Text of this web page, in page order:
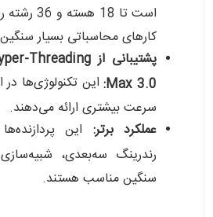
است تا 18
کارهای محاسباتی بسیار
Max 3.0:این تکنولوژی‌ها در
سرعت بیشتری ارائه می‌دهند.
عملکرد برتر: این
رندرینگ سه‌بعدی،
سنگین مناسب هستند.